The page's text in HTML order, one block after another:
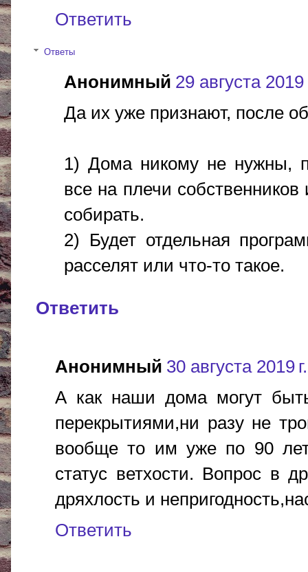
Ответить
Ответы
Анонимный 29 августа 2019
Да их уже признают, после
1) Дома никому не нужны,
все на плечи
собирать.
2) Будет отдельная
расселят или что-то такое.
Ответить
Анонимный 30 августа 2019
А как наши дома могут
перекрытиями,ни разу не
вообще то им уже по 90
статус ветхости. Вопрос в
дряхлость и
Ответить